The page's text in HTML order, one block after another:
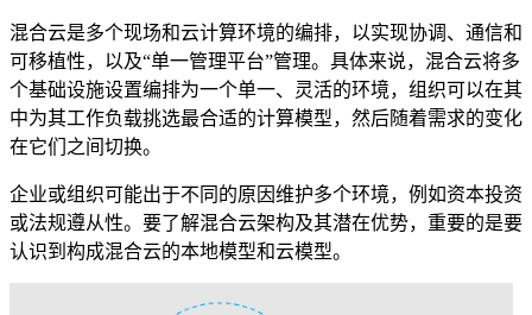
混合云是多个现场和云计算环境的编排，以实现协调、通信和
可移植性，以及“单一管理平台”管理。具体来说，混合云将多
个基础设施设置编排为一个单一、灵活的环境，组织可以在其
中为其工作负载挑选最合适的计算模型，然后随着需求的变化
在它们之间切换。
企业或组织可能出于不同的原因维护多个环境，例如资本投资
或法规遵从性。要了解混合云架构及其潜在优势，重要的是要
认识到构成混合云的本地模型和云模型。